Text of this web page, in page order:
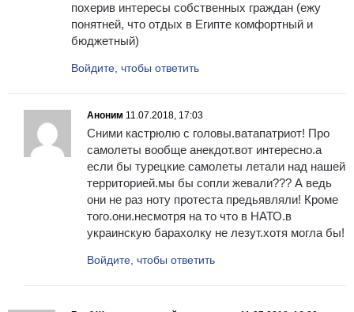
похерив интересы собственных граждан (ежу
понятней, что отдых в Египте комфортный и
бюджетный)
Войдите, чтобы ответить
Аноним 11.07.2018, 17:03
Сними кастрюлю с головы.ватапатриот! Про
самолеты вообще анекдот.вот интересно.а
если бы турецкие самолеты летали над нашей
территорией.мы бы сопли жевали??? А ведь
они не раз ноту протеста предьявляли! Кроме
того.они.несмотря на то что в НАТО.в
украинскую барахолку не лезут.хотя могла бы!
Войдите, чтобы ответить